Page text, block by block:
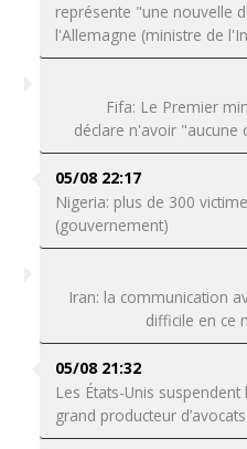
représente "une nouvelle
l'Allemagne (ministre de
Fifa: Le Premier
déclare n'avoir "aucune
05/08 22:17
Nigeria: plus de 300
(gouvernement)
Iran: la communication
difficile en ce
05/08 21:32
Les États-Unis
grand producteur